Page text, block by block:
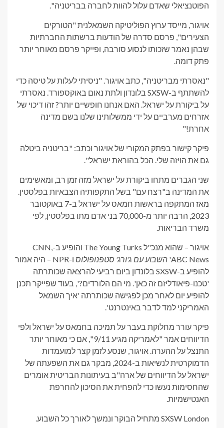
הפוטנציאלי שאדם עלול להוות לחברה בבריטניה".
אויגור, מייסד ערוץ הפוליטיקה השמאלנית "הטורקים
הצעירים", פרסם סדרה של הודעות ברשתות החברתיות
שבהן נאמר שזכותו לנסוע סורבה, ופייקר פרסם מאוחר יותר
פתק דומה.
"נאסרתי מבריטניה", כתב אויגור. "ניסיתי לעלות על טיסה כדי
להשתתף ב-SXSW בלונדון ולתת נאום באוקספורד. נאסרתי
על ביקורת על ישראל. האם אנחנו חופשיים יותר? זהו דיכוי של
אזרחים מערביים על ידי ממשלותינו שלנו בשם מדינה
אחרת!"
פיקר קישור בפתק המקורי של אויגור וכתב: "בריטניה ביטלה
גם את הויזה שלי. הכל בהוראת ישראל".
שני הגברים מתחו ביקורת על ישראל מזה זמן רב, ומאשימים
את המדינה ב"רצח עם" בשל התקפותיה הצבאיות בפלסטין.
מאז המתקפה בראשות חמאס על ישראל ב-7 באוקטובר
2023, הרבה יותר מ-70,000 בני אדם מתו בפלסטין, לפי
משרד הבריאות.
אויגור – שהוא מנכ"ל The Young Turks והופיע ב-CNN,
ABC News' השבוע עם ג'ורג' סטפנופולוס
ו-NPR – היה אמור
להופיע ב-SXSW בלונדון ביום רביעי להרצאה שכותרתה
'טכנו-פיאודליזם זה כאן'. מי הם הלורדים?', בעוד שפייקר תכנן
להופיע יום לאחר מכן לפגישה שכותרתה 'איך השמאל
האמריקני למד לדבר באינטרנט'.
פיקר עורר מחלוקת בעבר על תמיכה בחמאס על ישראל ולפי
הדיווחים אמר "לאמריקה מגיע 9/11", אם כי מאוחר יותר
התנצל על ההערה. אויגור, שנסע לזמן קצר למועמדות
הדמוקרטית לנשיאות ב-2024, מבקר גם את השפעתה של
ישראל על הדיווחים של ארה"ב בעיתונות הבריטית אומרים
שהחסימות נעשו כדי להפחית את הסיכון להחרפת
האנטישמיות.
SXSW London מתחיל הבוקר ונמשך לאורך כל השבוע.